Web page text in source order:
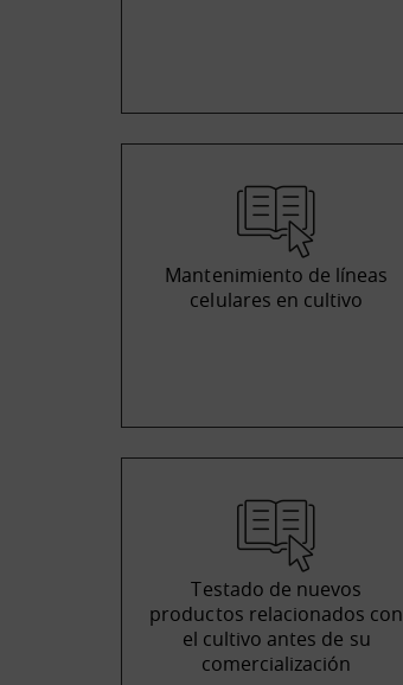
Mantenimiento de líneas
celulares en cultivo
Testado de nuevos
productos relacionados con
el cultivo antes de su
comercialización